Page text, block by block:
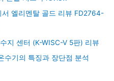
엘리멘탈 골드 리뷰 FD2764-
지 센터 (K-WISC-V 5판) 리뷰
수기의 특징과 장단점 분석